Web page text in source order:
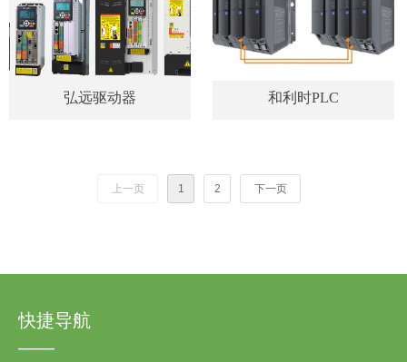
弘远驱动器 和利时PLC
上一页 1 2 下一页
快捷导航
——